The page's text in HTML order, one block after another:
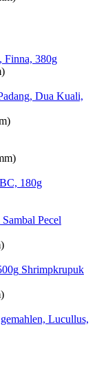
Finna, 380g
Dua Kuali,
180g
Sambal Pecel
Shrimpkrupuk
Lucullus,